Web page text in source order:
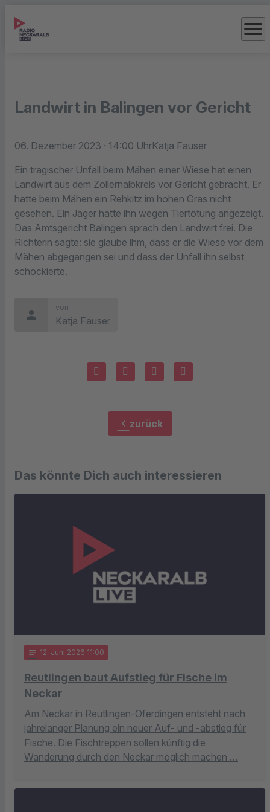
menu
Landwirt in Balingen vor Gericht
06. Dezember 2023 · 14:00 UhrKatja Fauser
Ein tragischer Unfall beim Mähen einer Wiese hat einen
Landwirt aus dem Zollernalbkreis vor Gericht gebracht. Er
hatte beim Mähen ein Rehkitz im hohen Gras nicht
gesehen. Ein Jäger hatte ihn wegen Tiertötung angezeigt.
Das Amtsgericht Balingen sprach den Landwirt frei. Die
Richterin sagte: sie glaube ihm, dass er die Wiese vor dem
Mähen abgegangen sei und dass der Unfall ihn selbst
schockierte.
person
von
Katja Fauser
chevron_left zurück
Das könnte Dich auch interessieren
notes 12. Juni 2026 11:00
Reutlingen baut Aufstieg für Fische im
Neckar
Am Neckar in Reutlingen-Oferdingen entsteht nach
jahrelanger Planung ein neuer Auf- und -abstieg für
Fische. Die Fischtreppen sollen künftig die
Wanderung durch den Neckar möglich machen …